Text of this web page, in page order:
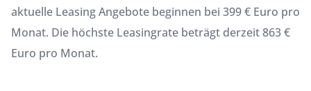
aktuelle Leasing Angebote beginnen bei 399 € Euro pro
Monat. Die höchste Leasingrate beträgt derzeit 863 €
Euro pro Monat.